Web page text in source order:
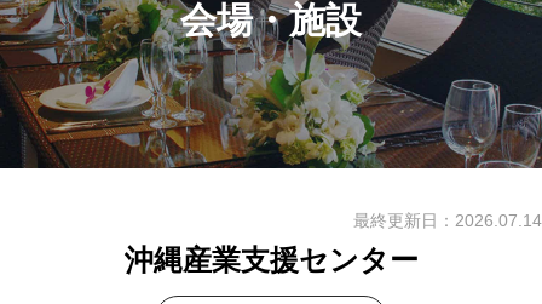
会場・施設
最終更新日： 2026.07.14
沖縄産業支援センター